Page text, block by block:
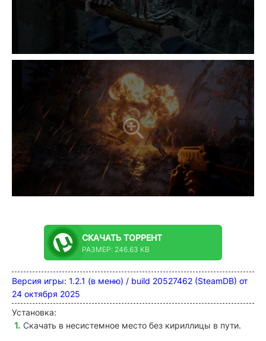
СКАЧАТЬ ТОРРЕНТ
РАЗМЕР: 246.63 KB
Версия игры: 1.2.1 (в меню) / build 20527462 (SteamDB) от
24 октября 2025
Установка:
Скачать в несистемное место без кириллицы в пути.